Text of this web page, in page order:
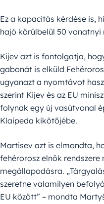
Ez a kapacitás kérdése is,
hajó körülbelül 50
Kijev azt is fontolgatja,
gabonát is elküld
ugyanazt a nyomtávot
szerint Kijev és az EU
folynak egy új vasútvonal
Klaipeda kikötőjébe.
Martisev azt is elmondta,
fehérorosz elnök
megállapodásra.
szeretne valamilyen
EU között” – mondta